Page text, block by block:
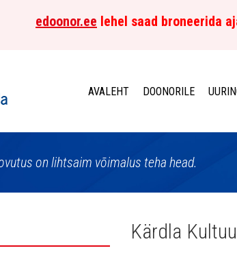
edoonor.ee lehel saad broneerida
AVALEHT DOONORILE
on lihtsaim võimalus teha head.
Kärdla